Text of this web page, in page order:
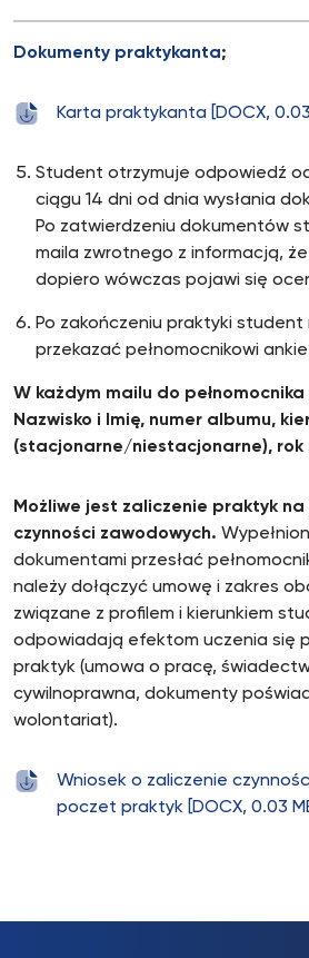
Dokumenty praktykanta;
Karta praktykanta [DOCX, 0.03
Student otrzymuje odpowiedź
ciągu 14 dni od dnia wysłania
Po zatwierdzeniu dokumentów
maila zwrotnego z informacją,
dopiero wówczas pojawi się
Po zakończeniu praktyki student
przekazać pełnomocnikowi
W każdym mailu do
Nazwisko i Imię, numer albumu,
(stacjonarne/niestacjonarne), rok
Możliwe jest zaliczenie praktyk
czynności zawodowych.
dokumentami przesłać
należy dołączyć umowę i zakres
związane z profilem i kierunkiem
odpowiadają efektom uczenia się
praktyk (umowa o pracę,
cywilnoprawna, dokumenty
wolontariat).
Wniosek o zaliczenie
poczet praktyk [DOCX, 0.03